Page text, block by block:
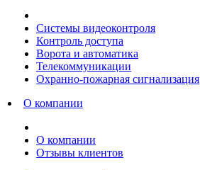
Системы видеоконтроля
Контроль доступа
Ворота и автоматика
Телекоммуникации
Охранно-пожарная сигнализация
О компании
О компании
Отзывы клиентов